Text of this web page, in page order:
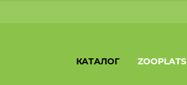
КАТАЛОГ ZOOPLATS